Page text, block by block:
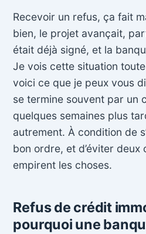
Recevoir un refus, ça fait
bien, le projet avançait,
était déjà signé, et la
Je vois cette situation
voici ce que je peux vous
se termine souvent par un
quelques semaines plus
autrement. À condition de
bon ordre, et d’éviter deux
empirent les choses.
Refus de crédit
pourquoi une